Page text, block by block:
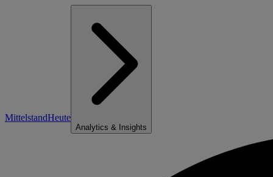
MittelstandHeute
Analytics & Insights